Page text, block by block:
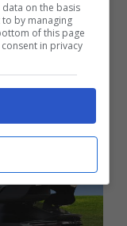
vi sono
a
cosa
on the basis
by managing
of this page
in privacy